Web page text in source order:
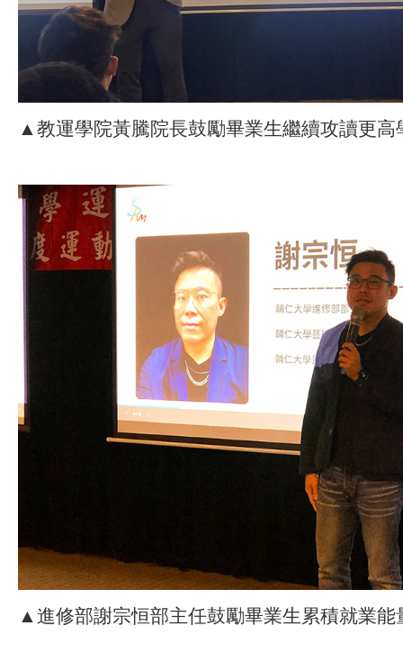
▲教運學院黃騰院長鼓勵畢業生繼續攻讀更高
▲進修部謝宗恒部主任鼓勵畢業生累積就業能